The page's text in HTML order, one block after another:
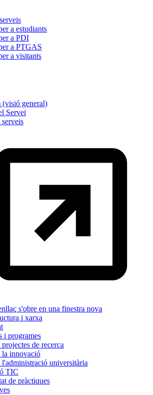
a estudiants
a PDI
a PTGAS
a visitants
(visió general)
Servei
serveis
s'obre en una finestra nova
i xarxa
i programes
de recerca
la innovació
l'administració universitària
TIC
de pràctiques